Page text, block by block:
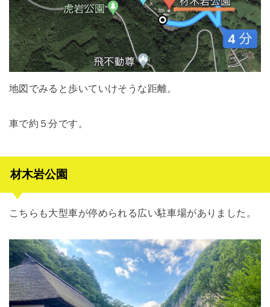
地図でみると歩いていけそうな距離。
車で約５分です。
材木岩公園
こちらも大型車が停められる広い駐車場がありました。